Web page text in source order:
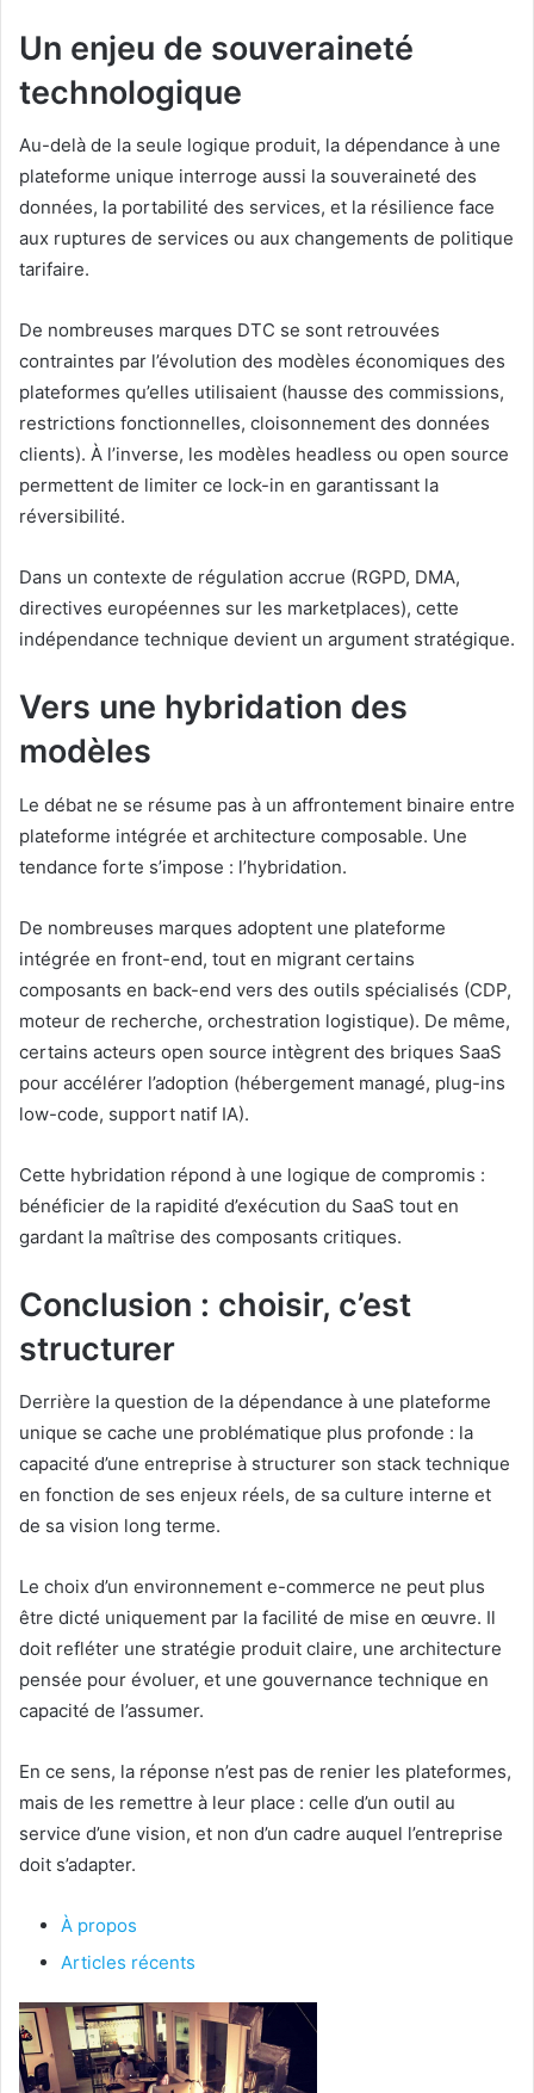
Un enjeu de souveraineté
technologique
Au-delà de la seule logique produit, la dépendance à une
plateforme unique interroge aussi la souveraineté des
données, la portabilité des services, et la résilience face
aux ruptures de services ou aux changements de politique
tarifaire.
De nombreuses marques DTC se sont retrouvées
contraintes par l’évolution des modèles économiques des
plateformes qu’elles utilisaient (hausse des commissions,
restrictions fonctionnelles, cloisonnement des données
clients). À l’inverse, les modèles headless ou open source
permettent de limiter ce lock-in en garantissant la
réversibilité.
Dans un contexte de régulation accrue (RGPD, DMA,
directives européennes sur les marketplaces), cette
indépendance technique devient un argument stratégique.
Vers une hybridation des
modèles
Le débat ne se résume pas à un affrontement binaire entre
plateforme intégrée et architecture composable. Une
tendance forte s’impose : l’hybridation.
De nombreuses marques adoptent une plateforme
intégrée en front-end, tout en migrant certains
composants en back-end vers des outils spécialisés (CDP,
moteur de recherche, orchestration logistique). De même,
certains acteurs open source intègrent des briques SaaS
pour accélérer l’adoption (hébergement managé, plug-ins
low-code, support natif IA).
Cette hybridation répond à une logique de compromis :
bénéficier de la rapidité d’exécution du SaaS tout en
gardant la maîtrise des composants critiques.
Conclusion : choisir, c’est
structurer
Derrière la question de la dépendance à une plateforme
unique se cache une problématique plus profonde : la
capacité d’une entreprise à structurer son stack technique
en fonction de ses enjeux réels, de sa culture interne et
de sa vision long terme.
Le choix d’un environnement e-commerce ne peut plus
être dicté uniquement par la facilité de mise en œuvre. Il
doit refléter une stratégie produit claire, une architecture
pensée pour évoluer, et une gouvernance technique en
capacité de l’assumer.
En ce sens, la réponse n’est pas de renier les plateformes,
mais de les remettre à leur place : celle d’un outil au
service d’une vision, et non d’un cadre auquel l’entreprise
doit s’adapter.
À propos
Articles récents